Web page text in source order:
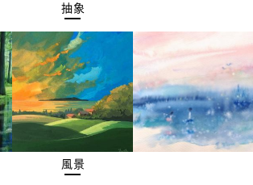
抽象
風景